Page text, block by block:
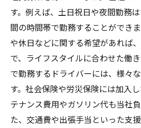
す。例えば、土日祝日や夜間勤務
間の時間帯で勤務することができ
や休日などに関する希望があれば
で、ライフスタイルに合わせた働
で勤務するドライバーには、様々
す。社会保険や労災保険には加入
テナンス費用やガソリン代も当社
た、交通費や出張手当といった支